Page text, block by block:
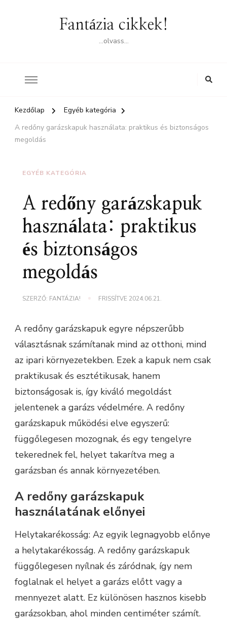
Fantázia cikkek!
…olvass…
Kezdőlap
Egyéb kategória
A redőny garázskapuk használata: praktikus és biztonságos
megoldás
EGYÉB KATEGÓRIA
A redőny garázskapuk
használata: praktikus
és biztonságos
megoldás
SZERZŐ: FANTÁZIA! FRISSÍTVE 2024.06.21.
A redőny garázskapuk egyre népszerűbb
választásnak számítanak mind az otthoni, mind
az ipari környezetekben. Ezek a kapuk nem csak
praktikusak és esztétikusak, hanem
biztonságosak is, így kiváló megoldást
jelentenek a garázs védelmére. A redőny
garázskapuk működési elve egyszerű:
függőlegesen mozognak, és egy tengelyre
tekerednek fel, helyet takarítva meg a
garázsban és annak környezetében.
A redőny garázskapuk
használatának előnyei
Helytakarékosság: Az egyik legnagyobb előnye
a helytakarékosság. A redőny garázskapuk
függőlegesen nyílnak és záródnak, így nem
foglalnak el helyet a garázs előtt vagy a
mennyezet alatt. Ez különösen hasznos kisebb
garázsokban, ahol minden centiméter számít.